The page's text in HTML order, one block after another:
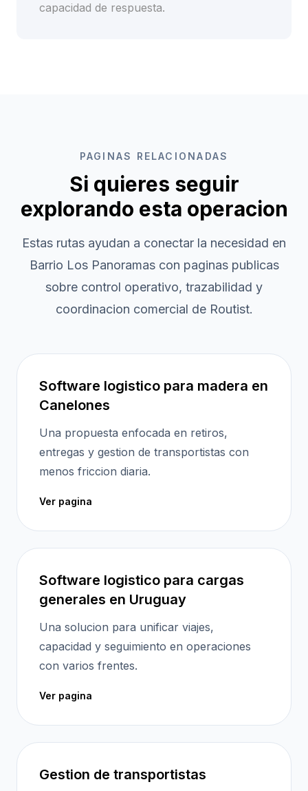
capacidad de respuesta.
PAGINAS RELACIONADAS
Si quieres seguir
explorando esta operacion
Estas rutas ayudan a conectar la necesidad en
Barrio Los Panoramascon paginas publicas
sobre control operativo, trazabilidad y
coordinacion comercial de Routist.
Software logistico para madera en
Canelones
Una propuesta enfocada en retiros,
entregas y gestion de transportistas con
menos friccion diaria.
Ver pagina
Software logistico para cargas
generales en Uruguay
Una solucion para unificar viajes,
capacidad y seguimiento en operaciones
con varios frentes.
Ver pagina
Gestion de transportistas